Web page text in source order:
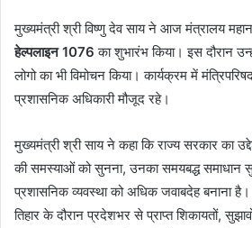
मुख्यमंत्री श्री विष्णु देव साय ने आज मंत्रालय
हेल्पलाइन 1076 का शुभारंभ किया। इस दौरान
लोगो का भी विमोचन किया। कार्यक्रम में
प्रशासनिक अधिकारी मौजूद रहे।
मुख्यमंत्री श्री साय ने कहा कि राज्य सरकार का
की समस्याओं को सुनना, उनका समयबद्ध समाधान
प्रशासनिक व्यवस्था को अधिक जवाबदेह बनाना
तिहार के दौरान प्रदेशभर से प्राप्त शिकायतों,